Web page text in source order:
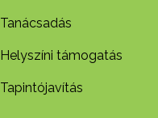
Tanácsadás
Helyszíni támogatás
Tapintójavítás